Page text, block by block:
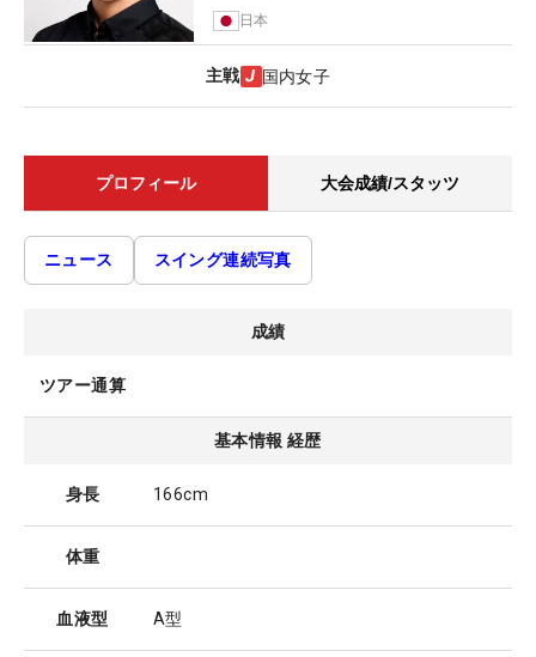
日本
主戦 国内女子
プロフィール 大会成績/スタッツ
ニュース スイング連続写真
成績
ツアー通算
基本情報 経歴
身長 166cm
体重
血液型 A型